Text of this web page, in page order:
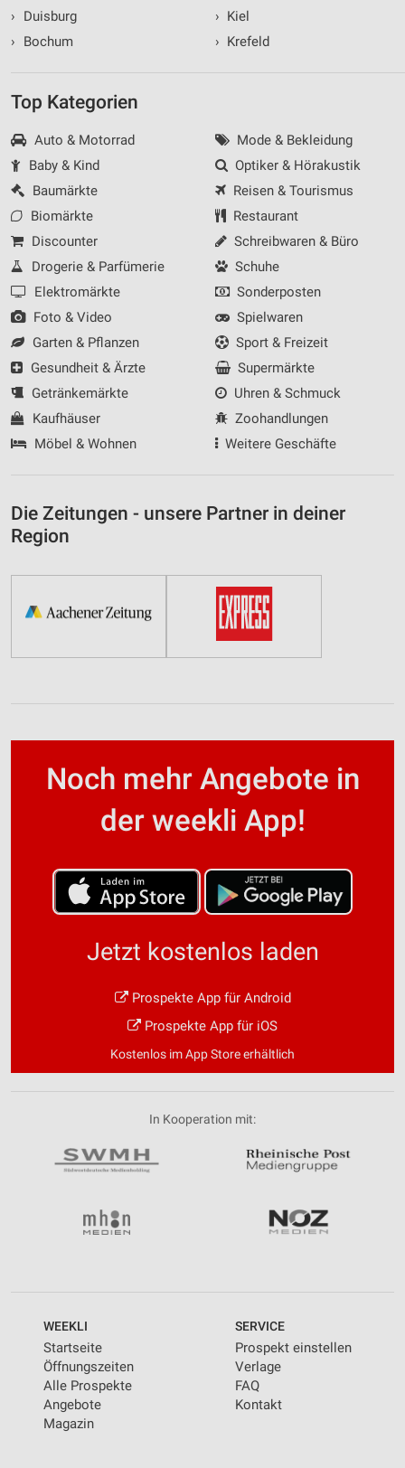
›
Duisburg
›
Bochum
› Kiel
› Krefeld
Top Kategorien
Auto & Motorrad
Baby & Kind
Baumärkte
Biomärkte
Discounter
Drogerie & Parfümerie
Elektromärkte
Foto & Video
Garten & Pflanzen
Gesundheit & Ärzte
Getränkemärkte
Kaufhäuser
Möbel & Wohnen
Mode & Bekleidung
Optiker & Hörakustik
Reisen & Tourismus
Restaurant
Schreibwaren & Büro
Schuhe
Sonderposten
Spielwaren
Sport & Freizeit
Supermärkte
Uhren & Schmuck
Zoohandlungen
Weitere Geschäfte
Die Zeitungen - unsere Partner in deiner
Region
Noch mehr Angebote in
der weekli App!
Jetzt kostenlos laden
Prospekte App für Android
Prospekte App für iOS
Kostenlos im App Store erhältlich
In Kooperation mit:
WEEKLI
Startseite
Öffnungszeiten
Alle Prospekte
Angebote
Magazin
SERVICE
Prospekt einstellen
Verlage
FAQ
Kontakt